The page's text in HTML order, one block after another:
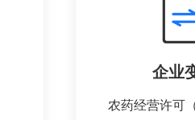
企业
农药经营许可